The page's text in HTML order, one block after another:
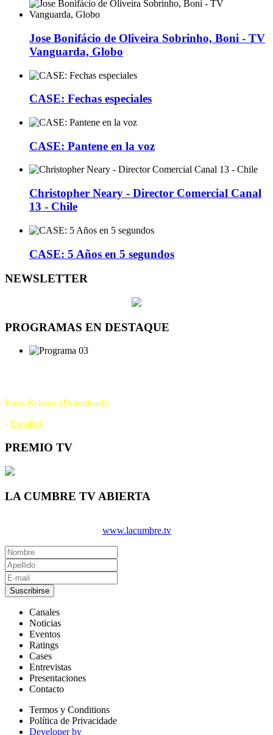
Jose Bonifácio de Oliveira Sobrinho, Boni - TV
Vanguarda, Globo
CASE: Fechas especiales
CASE: Pantene en la voz
Christopher Neary - Director Comercial Canal
13 - Chile
CASE: 5 Años en 5 segundos
NEWSLETTER
PROGRAMAS EN DESTAQUE
Press Release (Download):
- Español
PREMIO TV
LA CUMBRE TV ABIERTA
www.lacumbre.tv
Suscribirse
Canales
Noticias
Eventos
Ratings
Cases
Entrevistas
Presentaciones
Contacto
Termos y Conditions
Política de Privacidade
Developer by